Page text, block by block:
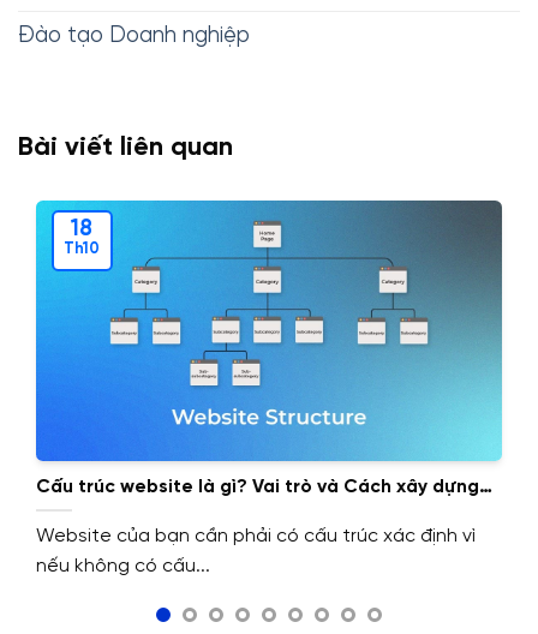
Đào tạo Doanh nghiệp
Bài viết liên quan
Cấu trúc website là gì? Vai trò và Cách xây dựng
cấu trúc website.
Website của bạn cần phải có cấu trúc xác định vì
nếu không có cấu...
18
Th10